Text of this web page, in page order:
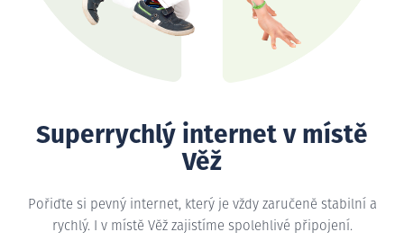
Superrychlý internet v místě
Věž
Pořiďte si pevný internet, který je vždy zaručeně stabilní a
rychlý. I v místě Věž zajistíme spolehlivé připojení.